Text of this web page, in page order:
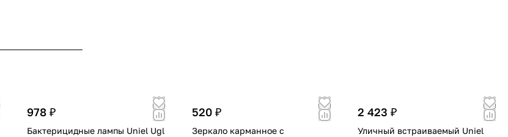
978 ₽
Бактерицидные лампы Uniel Ugl
520 ₽
Зеркало карманное с
2 423 ₽
Уличный встраиваемый Uniel